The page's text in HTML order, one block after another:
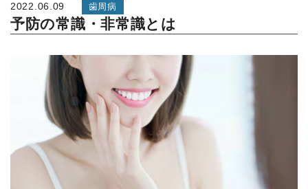
2022.06.09 歯周病
予防の常識・非常識とは